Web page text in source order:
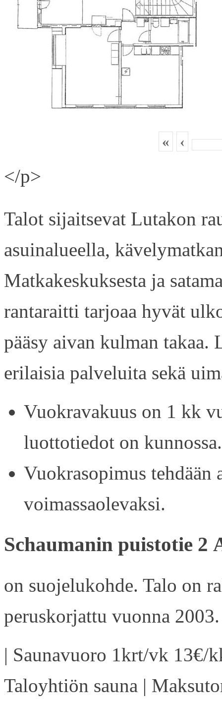
« ‹
</p>
Talot sijaitsevat Lutakon
asuinalueella,
Matkakeskuksesta ja
rantaraitti tarjoaa hyvät
pääsy aivan kulman
erilaisia palveluita sekä
Vuokravakuus on 1 kk
luottotiedot on kunnossa.
Vuokrasopimus tehdään
voimassaolevaksi.
Schaumanin puistotie 2
on suojelukohde. Talo on
peruskorjattu vuonna 2003.
| Saunavuoro 1krt/vk 13€/
Taloyhtiön sauna |